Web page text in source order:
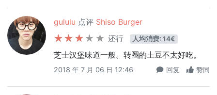
gululu 点评 Shiso Burger
还行
人均消费: 14€
芝士汉堡味道一般。转圈的土豆不太好吃。
2018 年 7 月 06 日 12:46 回复 赞同